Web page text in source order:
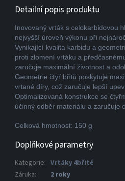
Detailní popis produktu
Inovovaný vrták s celokarbidovou
nejvyšší úroveň výkonu při
Vynikající kvalita karbidu a
proti zlomení vrtáku a
zaručuje maximální životnost a
Geometrie čtyř břitů poskytuje
vrtané díry, což zaručuje lepší
Optimalizovaná konstrukce se
účinný odběr materiálu a zaručuje
Celková hmotnost: 150 g
Doplňkové parametry
Kategorie: Vrtáky 4břité
Záruka:
2 roky